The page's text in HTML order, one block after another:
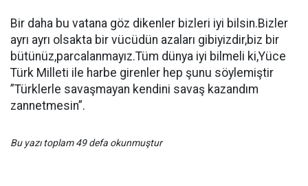
Bir daha bu vatana göz dikenler bizleri iyi bilsin.Bizler
ayrı ayrı olsakta bir vücüdün azaları gibiyizdir,biz bir
bütünüz,parcalanmayız.Tüm dünya iyi bilmeli ki,Yüce
Türk Milleti ile harbe girenler hep şunu söylemiştir
”Türklerle savaşmayan kendini savaş kazandım
zannetmesin”.
Bu yazı toplam 49 defa okunmuştur